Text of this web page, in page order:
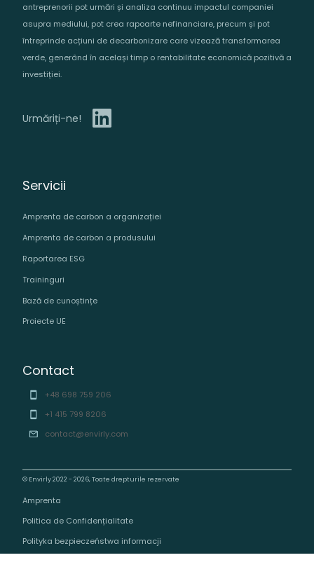
antreprenorii pot urmări și analiza continuu impactul companiei
asupra mediului, pot crea rapoarte nefinanciare, precum și pot
întreprinde acțiuni de decarbonizare care vizează transformarea
verde, generând în același timp o rentabilitate economică pozitivă a
investiției.
Urmăriți-ne!
Servicii
Amprenta de carbon a organizației
Amprenta de carbon a produsului
Raportarea ESG
Traininguri
Bază de cunoștințe
Proiecte UE
Contact
+48 698 759 206
+1 415 799 8206
contact@envirly.com
© Envirly 2022 - 2026, Toate drepturile rezervate
Amprenta
Politica de Confidențialitate
Polityka bezpieczeństwa informacji